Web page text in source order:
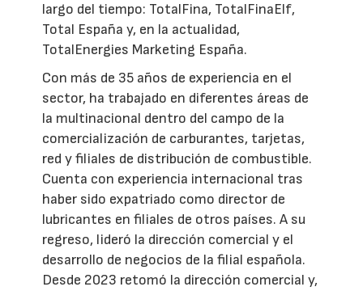
largo del tiempo: TotalFina, TotalFinaElf,
Total España y, en la actualidad,
TotalEnergies Marketing España.
Con más de 35 años de experiencia en el
sector, ha trabajado en diferentes áreas de
la multinacional dentro del campo de la
comercialización de carburantes, tarjetas,
red y filiales de distribución de combustible.
Cuenta con experiencia internacional tras
haber sido expatriado como director de
lubricantes en filiales de otros países. A su
regreso, lideró la dirección comercial y el
desarrollo de negocios de la filial española.
Desde 2023 retomó la dirección comercial y,